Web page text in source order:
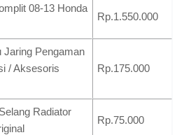
08-13 Honda
Rp.1.550.000
Jaring Pengaman
/ Aksesoris
Rp.175.000
Radiator
Rp.75.000